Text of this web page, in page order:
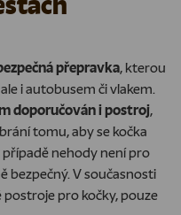
přepravka, kterou
i autobusem či vlakem.
doporučován i postroj,
tomu, aby se kočka
nehody není pro
bezpečný. V současnosti
pro kočky, pouze